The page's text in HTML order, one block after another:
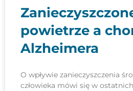
powietrze a
Alzheimera
O wpływie zanieczyszczenia
człowieka mówi się w